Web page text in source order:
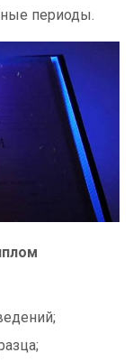
периоды.